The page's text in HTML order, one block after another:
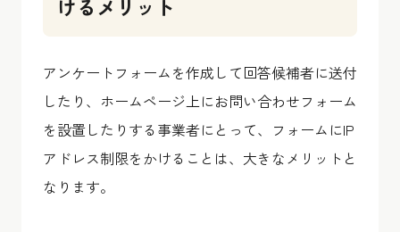
けるメリット
アンケートフォームを作成して回答候補者に送付
したり、ホームページ上にお問い合わせフォーム
を設置したりする事業者にとって、フォームにIP
アドレス制限をかけることは、大きなメリットと
なります。